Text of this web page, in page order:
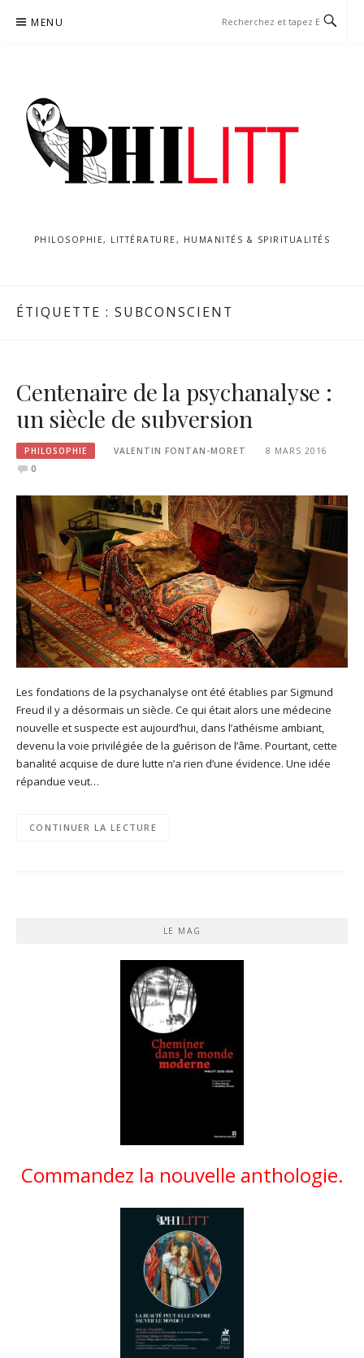
MENU
PHILOSOPHIE, LITTÉRATURE, HUMANITÉS & SPIRITUALITÉS
ÉTIQUETTE : SUBCONSCIENT
Centenaire de la psychanalyse :
un siècle de subversion
PHILOSOPHIE VALENTIN FONTAN-MORET
8 MARS 2016
0
Les fondations de la psychanalyse ont été établies par Sigmund
Freud il y a désormais un siècle. Ce qui était alors une médecine
nouvelle et suspecte est aujourd’hui, dans l’athéisme ambiant,
devenu la voie privilégiée de la guérison de l’âme. Pourtant, cette
banalité acquise de dure lutte n’a rien d’une évidence. Une idée
répandue veut…
CONTINUER LA LECTURE
LE MAG
Commandez la nouvelle anthologie.